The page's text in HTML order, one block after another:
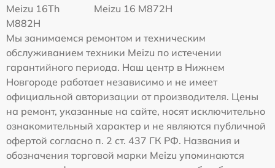
Meizu 16Th
M882H
Meizu 16 M872H
Мы занимаемся ремонтом и техническим
обслуживанием техники Meizu по истечении
гарантийного периода. Наш центр в Нижнем
Новгороде работает независимо и не имеет
официальной авторизации от производителя. Цены
на ремонт, указанные на сайте, носят исключительно
ознакомительный характер и не являются публичной
офертой согласно п. 2 ст. 437 ГК РФ. Названия и
обозначения торговой марки Meizu упоминаются